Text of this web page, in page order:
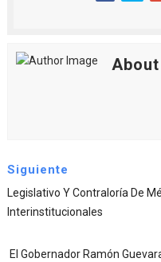
Siguiente
Legislativo Y Contraloría De
Interinstitucionales
El Gobernador Ramón